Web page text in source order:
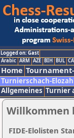
Logged on: Gast
Arabic ARM AZE BIH BUL
Home
Turnierschach-
Allgemeines Turnier
Willkommen
FIDE-Elolisten